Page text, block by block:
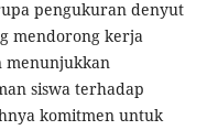
pengukuran denyut
mendorong kerja
menunjukkan
siswa terhadap
komitmen untuk